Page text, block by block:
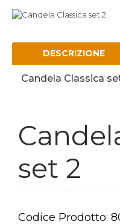
DESCRIZIONE
Candela Classica
set 2
Codice Prodotto: